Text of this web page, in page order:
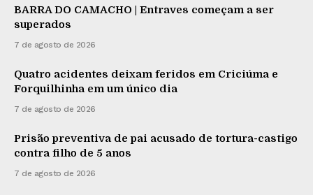
BARRA DO CAMACHO | Entraves começam a ser
superados
7 de agosto de 2026
Quatro acidentes deixam feridos em Criciúma e
Forquilhinha em um único dia
7 de agosto de 2026
Prisão preventiva de pai acusado de tortura-castigo
contra filho de 5 anos
7 de agosto de 2026